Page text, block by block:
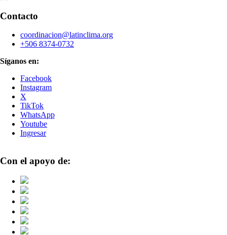
Contacto
coordinacion@latinclima.org
+506 8374-0732
Síganos en:
Facebook
Instagram
X
TikTok
WhatsApp
Youtube
Ingresar
Con el apoyo de: